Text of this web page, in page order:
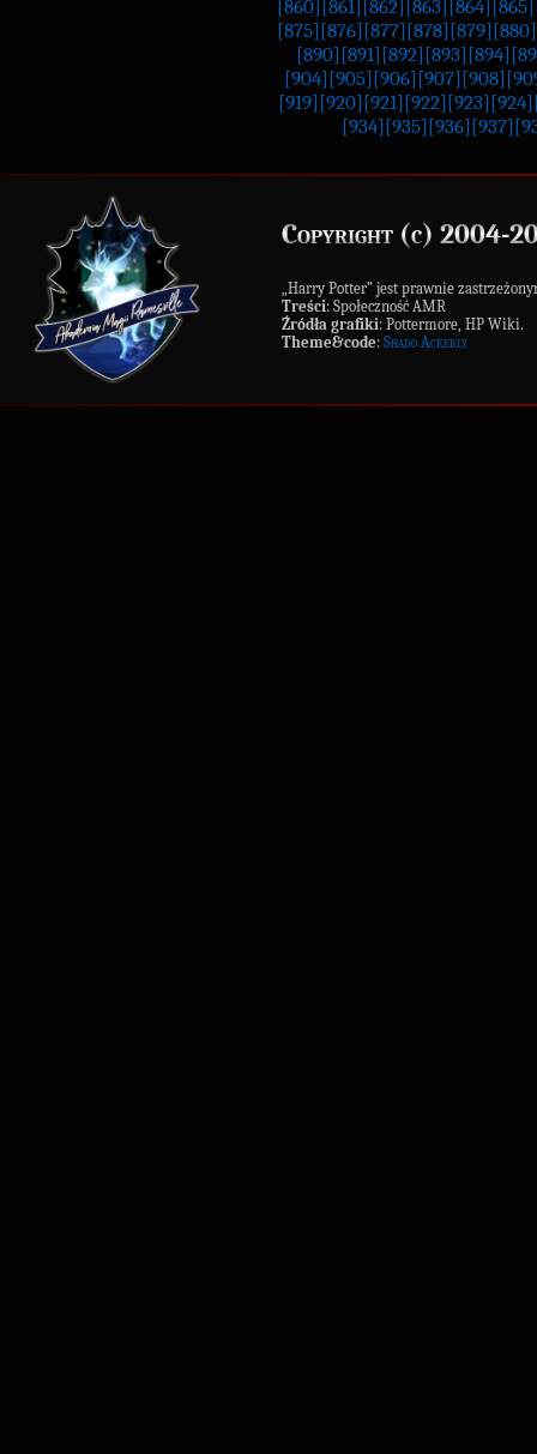
[860] [861] [862] [863] [864] [865]
[875] [876] [877] [878] [879] [880]
[890] [891] [892] [893] [894]
[904] [905] [906] [907] [908]
[919] [920] [921] [922] [923] [924]
[934] [935] [936] [937]
Copyright (c) 2004-
„Harry Potter” jest prawnie
Treści: Społeczność AMR
Źródła grafiki: Pottermore, HP Wiki.
Theme&code: Shado Ackerly